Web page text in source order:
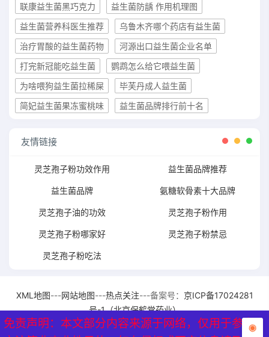
免责声明：本文部分内容来源于网络，仅用于参考、
联康益生菌黑巧克力
益生菌防龋 作用机理图
益生菌营养科医生推荐
乌鲁木齐哪个药店有益生菌
治疗胃酸的益生菌药物
河源出口益生菌企业名单
打完新冠能吃益生菌
鹦鹉怎么给它喂益生菌
为啥喂狗益生菌拉稀屎
毕芙丹成人益生菌
简妃益生菌果冻蜜桃味
益生菌品牌排行前十名
友情链接
灵芝孢子粉功效作用 益生菌品牌推荐
益生菌品牌 氨糖软骨素十大品牌
灵芝孢子油的功效 灵芝孢子粉作用
灵芝孢子粉哪家好 灵芝孢子粉禁忌
灵芝孢子粉吃法
XML地图---网站地图---热点关注---备案号： 京ICP备17024281
号-1（北京保鹤堂药业）
免责声明：本文部分内容来源于网络，仅用于参考、